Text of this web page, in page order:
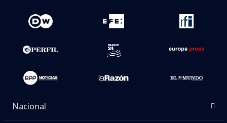
Nacional